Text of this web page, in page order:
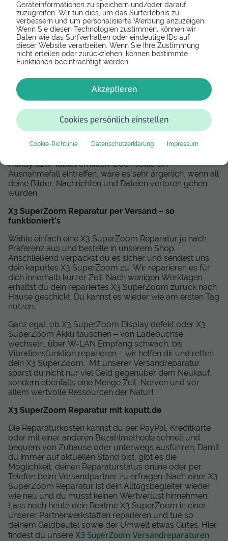
Geräteinformationen zu speichern und/oder darauf
zuzugreifen. Wir tun dies, um das Surferlebnis zu
verbessern und um personalisierte Werbung anzuzeigen.
Wenn Sie diesen Technologien zustimmen, können wir
Daten wie das Surfverhalten oder eindeutige IDs auf
dieser Website verarbeiten. Wenn Sie Ihre Zustimmung
nicht erteilen oder zurückziehen, können bestimmte
Funktionen beeinträchtigt werden.
Akzeptieren
Cookies persönlich einstellen
Cookie-Richtlinie Datenschutzerklärung Impressum
empfehlen, das Gerät in der Originalverpackung zu
verschicken. So sollte dein X3 SuperZoom garantiert
sicher beim Versandreparateur ankommen.
Was kostet die X3 SuperZoom Reparatur per
Versand?
Defekt und Modell. Auf kaputt.de kannst du alle Preise
direkt einsehen.
Sichere deine Daten, bevor du dein X3 SuperZoom
per Post versendest
deine Daten mit einem Backup. Im Normalfall bleiben all
Handy bzw. Tablet erhalten. Doch sollte ein
Ausnahmefall eintreffen, wäre es sehr ärgerlich, wenn all
deine Bilder, Nachrichten und Dateien verloren gehen
würden.
X3 SuperZoom Reparatur per Versand – so
funktioniert's
Wähle einfach eine X3 SuperZoom Reparatur je nach
Präferenz aus und bestelle in unserem Shop.
Anschließend verpackst du es sicher und sendest uns
dein kaputtes X3 SuperZoom zu. Wir reparieren es für
dich innerhalb kurzer Zeit. Nach wenigen Werktagen
erhältst du dein repariertes X3 SuperZoom zurück nach
Hause geschickt. Du kannst es wieder wie am ersten Tag
nutzen.
Ganz egal, ob X3 SuperZoom Display defekt oder X3
SuperZoom Akku tauschen – von Ladebuchse
wechseln, über W-LAN Empfang schwach, bis
Vibrationsfunktion reparieren – wir helfen dir und retten
dein X3 SuperZoom. Mit unserer Versandreparatur
sparst du nicht nur viel Geld gegenüber dem Neukauf,
sondern ebenfalls eine Menge Zeit, Nerven und vor
allem wertvolle Ressourcen der Natur!
X3 SuperZoom Reparatur mit kaputt.de
Die Reparaturkosten kannst du per PayPal, Kreditkarte
oder mit einer anderen Bezahlmethode schnell und
bequem von Zuhause oder unterwegs ausführen. Damit
du immer auf aktuellen Stand bist, gibt es die
Möglichkeit, deinen Reparaturstatus online oder per
Telefon beim Versandpartner zu erfragen. Nach einer X3
SuperZoom Reparatur ist dein Alltagsbegleiter wieder
wie neu und du musst keinen Wertverlust hinnehmen.
Lass noch heute dein Realme X3 SuperZoom in einer
unserer Partnerwerkstätten reparieren und tue so
deinem Geldbeutel sowie der Umwelt etwas Gutes. Hier
findest du unsere X3 SuperZoom Versandreparaturen